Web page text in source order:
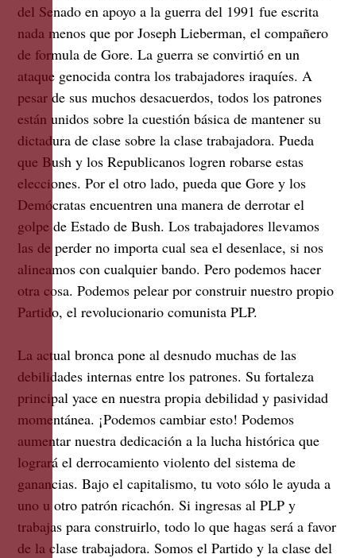
del Senado en apoyo a la guerra del 1991 fue escrita
nada menos que por Joseph Lieberman, el compañero
de formula de Gore. La guerra se convirtió en un
ataque genocida contra los trabajadores iraquíes. A
pesar de sus muchos desacuerdos, todos los patrones
están unidos sobre la cuestión básica de mantener su
dictadura de clase sobre la clase trabajadora. Pueda
que Bush y los Republicanos logren robarse estas
elecciones. Por el otro lado, pueda que Gore y los
Demócratas encuentren una manera de derrotar el
golpe de Estado de Bush. Los trabajadores llevamos
las de perder no importa cual sea el desenlace, si nos
alineamos con cualquier bando. Pero podemos hacer
otra cosa. Podemos pelear por construir nuestro propio
Partido, el revolucionario comunista PLP.
La actual bronca pone al desnudo muchas de las
debilidades internas entre los patrones. Su fortaleza
principal yace en nuestra propia debilidad y pasividad
momentánea. ¡Podemos cambiar esto! Podemos
aumentar nuestra dedicación a la lucha histórica que
logrará el derrocamiento violento del sistema de
ganancias. Bajo el capitalismo, tu voto sólo le ayuda a
uno u otro patrón ricachón. Si ingresas al PLP y
trabajas para construirlo, todo lo que hagas será a favor
de la clase trabajadora. Somos el Partido y la clase del